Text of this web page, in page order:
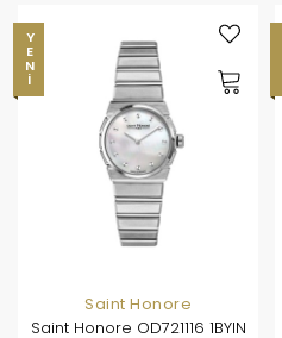
YENI
Saint Honore
Saint Honore OD721116 1BYIN